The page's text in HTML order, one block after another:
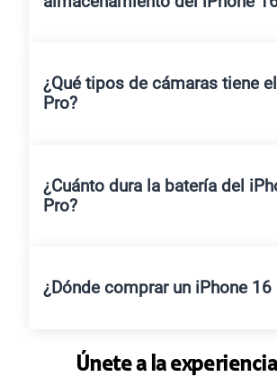
¿Qué tipos de cámaras tiene
Pro?
¿Cuánto dura la batería del
Pro?
¿Dónde comprar un iPhone 16
Únete a la